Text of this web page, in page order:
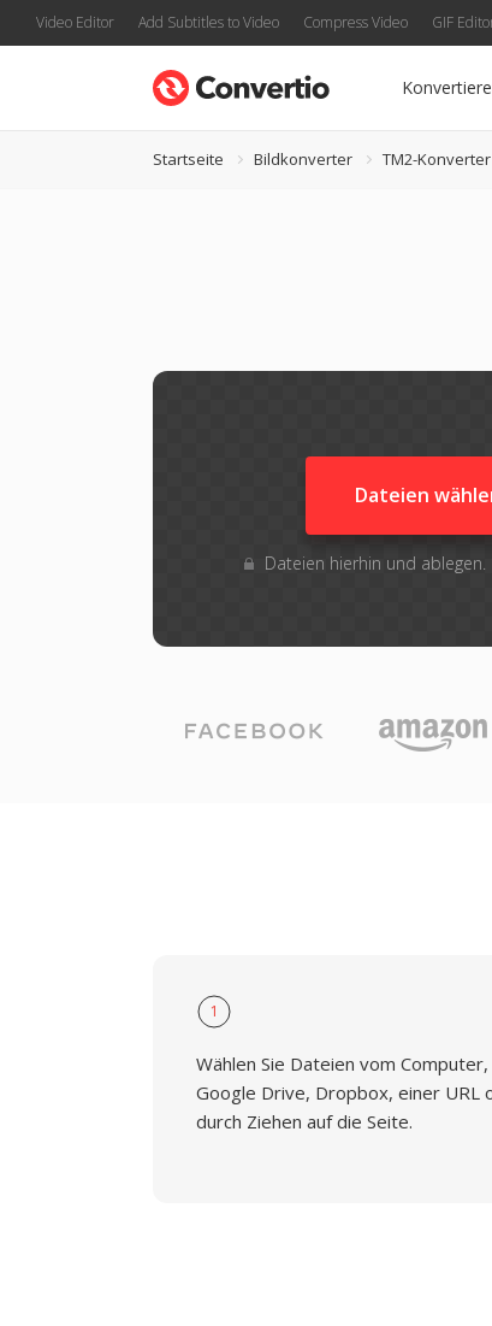
Video Editor Add Subtitles to Video Compress Video GIF
Startseite Bildkonverter TM2-Konverter
Dateien
Dateien hierhin und
1
Wählen Sie Dateien vom Computer,
Google Drive, Dropbox, einer URL
durch Ziehen auf die Seite.